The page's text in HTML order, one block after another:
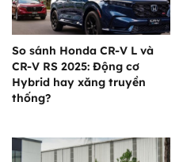
So sánh Honda CR-V L và
CR-V RS 2025: Động cơ
Hybrid hay xăng truyền
thống?